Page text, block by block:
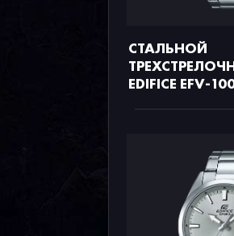
СТАЛЬНОЙ
EDIFICE EFV-